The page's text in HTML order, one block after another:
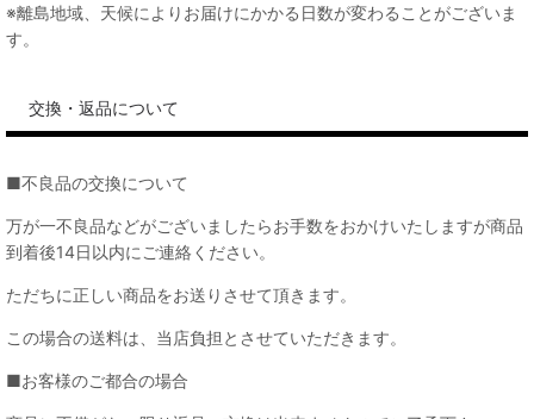
※離島地域、天候によりお届けにかかる日数が変わることがございま
す。
交換・返品について
■不良品の交換について
万が一不良品などがございましたらお手数をおかけいたしますが商品
到着後14日以内にご連絡ください。
ただちに正しい商品をお送りさせて頂きます。
この場合の送料は、当店負担とさせていただきます。
■お客様のご都合の場合